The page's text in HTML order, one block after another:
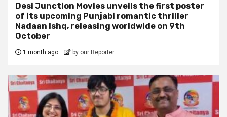
Desi Junction Movies unveils the first poster
of its upcoming Punjabi romantic thriller
Nadaan Ishq, releasing worldwide on 9th
October
1 month ago by our Reporter